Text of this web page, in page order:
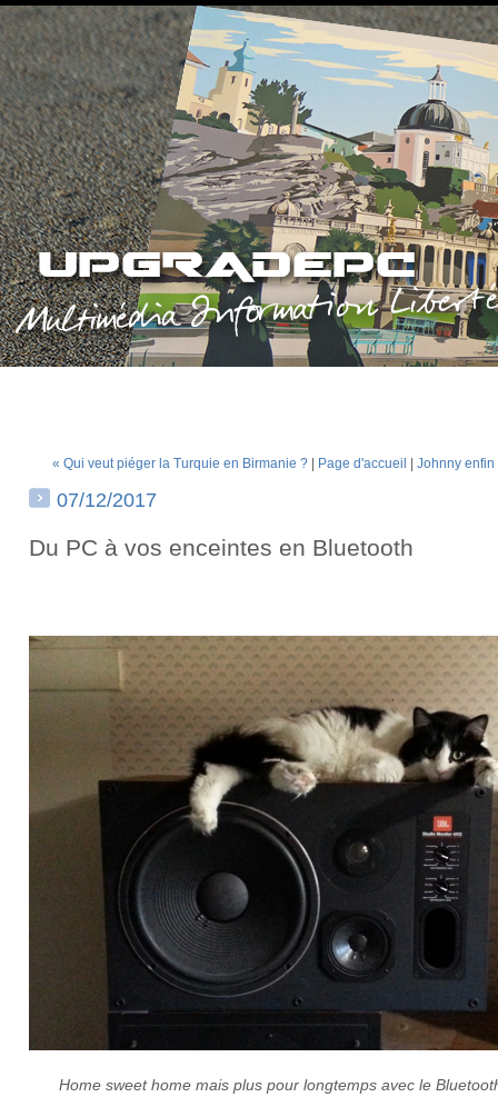
« Qui veut piéger la Turquie en Birmanie ? Page d'accueil Johnny enfin
07/12/2017
Du PC à vos enceintes en Bluetooth
Home sweet home mais plus pour longtemps avec le